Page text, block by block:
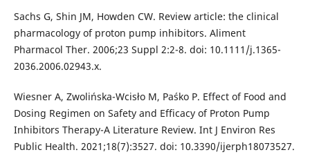
Sachs G, Shin JM, Howden CW. Review article: the clinical
pharmacology of proton pump inhibitors. Aliment
Pharmacol Ther. 2006;23 Suppl 2:2-8. doi: 10.1111/j.1365-
2036.2006.02943.x.
Wiesner A, Zwolińska-Wcisło M, Paśko P. Effect of Food and
Dosing Regimen on Safety and Efficacy of Proton Pump
Inhibitors Therapy-A Literature Review. Int J Environ Res
Public Health. 2021;18(7):3527. doi: 10.3390/ijerph18073527.